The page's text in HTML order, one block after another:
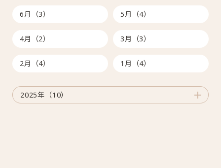
6月（3） 5月（4）
4月（2） 3月（3）
2月（4） 1月（4）
2025年（10）